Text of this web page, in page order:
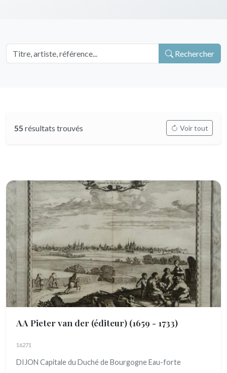
Rechercher
55 résultats trouvés Voir tout
AA Pieter van der (éditeur) (1659 - 1733)
16271
DIJON Capitale du Duché de Bourgogne Eau-forte